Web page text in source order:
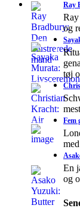
Ray
og
tøj
Fem
En
og